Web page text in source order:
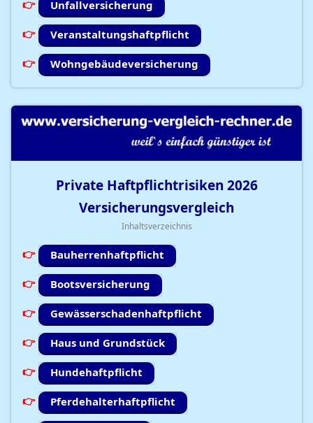
Unfallversicherung
Veranstaltungshaftpflicht
Wohngebäudeversicherung
Private Haftpflichtrisiken 2026
Versicherungsvergleich
Inhaltsverzeichnis
Bauherrenhaftpflicht
Bootsversicherung
Gewässerschadenhaftpflicht
Haus und Grundstück
Hundehaftpflicht
Pferdehalterhaftpflicht